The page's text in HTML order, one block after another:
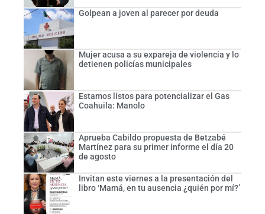
Golpean a joven al parecer por deuda
Mujer acusa a su expareja de violencia y lo
detienen policías municipales
Estamos listos para potencializar el Gas
Coahuila: Manolo
Aprueba Cabildo propuesta de Betzabé
Martínez para su primer informe el día 20
de agosto
Invitan este viernes a la presentación del
libro ‘Mamá, en tu ausencia ¿quién por mí?’